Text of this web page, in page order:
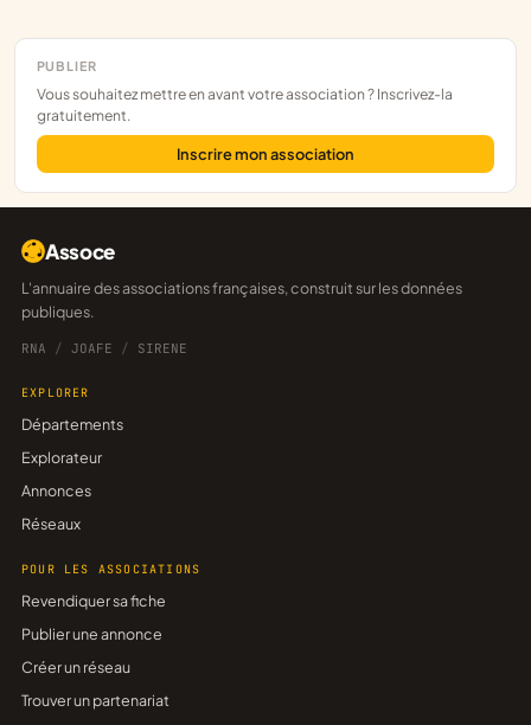
PUBLIER
Vous souhaitez mettre en avant votre association ? Inscrivez-la
gratuitement.
Inscrire mon association
Assoce
L'annuaire des associations françaises, construit sur les données
publiques.
RNA / JOAFE / SIRENE
EXPLORER
Départements
Explorateur
Annonces
Réseaux
POUR LES ASSOCIATIONS
Revendiquer sa fiche
Publier une annonce
Créer un réseau
Trouver un partenariat